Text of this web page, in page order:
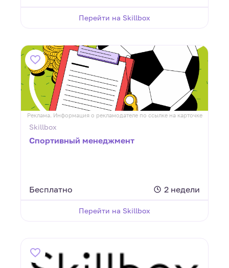
Перейти на Skillbox
Реклама. Информация о рекламодателе по ссылке на карточке
Skillbox
Спортивный менеджмент
Бесплатно 2 недели
Перейти на Skillbox